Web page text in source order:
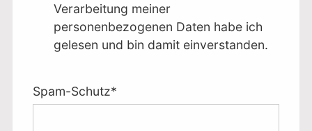
Verarbeitung meiner
personenbezogenen Daten habe ich
gelesen und bin damit einverstanden.
Pflichtfeld
Spam-Schutz*